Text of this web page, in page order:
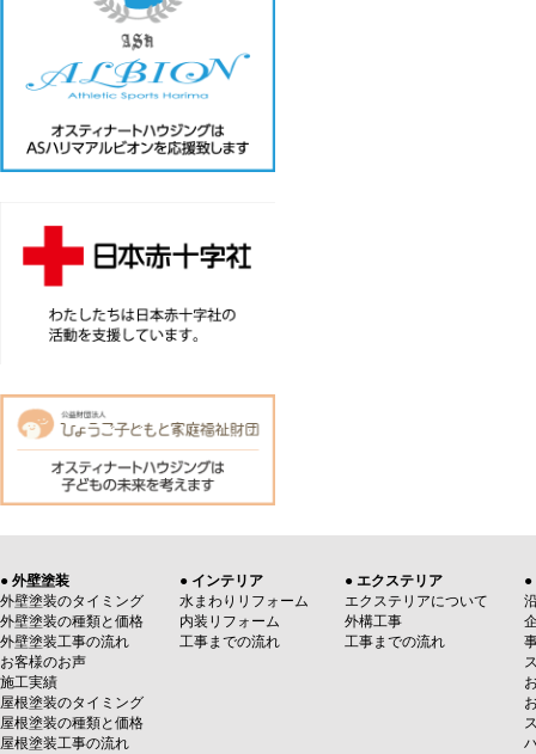
● 外壁塗装
外壁塗装のタイミング
外壁塗装の種類と価格
外壁塗装工事の流れ
お客様のお声
施工実績
屋根塗装のタイミング
屋根塗装の種類と価格
屋根塗装工事の流れ
● インテリア
水まわりリフォーム
内装リフォーム
工事までの流れ
● エクステリア
エクステリアについて
外構工事
工事までの流れ
●